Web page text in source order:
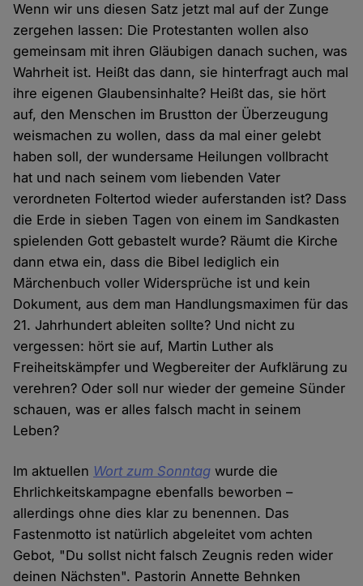
Wenn wir uns diesen Satz jetzt mal auf der Zunge
zergehen lassen: Die Protestanten wollen also
gemeinsam mit ihren Gläubigen danach suchen, was
Wahrheit ist. Heißt das dann, sie hinterfragt auch mal
ihre eigenen Glaubensinhalte? Heißt das, sie hört
auf, den Menschen im Brustton der Überzeugung
weismachen zu wollen, dass da mal einer gelebt
haben soll, der wundersame Heilungen vollbracht
hat und nach seinem vom liebenden Vater
verordneten Foltertod wieder auferstanden ist? Dass
die Erde in sieben Tagen von einem im Sandkasten
spielenden Gott gebastelt wurde? Räumt die Kirche
dann etwa ein, dass die Bibel lediglich ein
Märchenbuch voller Widersprüche ist und kein
Dokument, aus dem man Handlungsmaximen für das
21. Jahrhundert ableiten sollte? Und nicht zu
vergessen: hört sie auf, Martin Luther als
Freiheitskämpfer und Wegbereiter der Aufklärung zu
verehren? Oder soll nur wieder der gemeine Sünder
schauen, was er alles falsch macht in seinem
Leben?
Im aktuellen Wort zum Sonntag wurde die
Ehrlichkeitskampagne ebenfalls beworben –
allerdings ohne dies klar zu benennen. Das
Fastenmotto ist natürlich abgeleitet vom achten
Gebot, "Du sollst nicht falsch Zeugnis reden wider
deinen Nächsten". Pastorin Annette Behnken